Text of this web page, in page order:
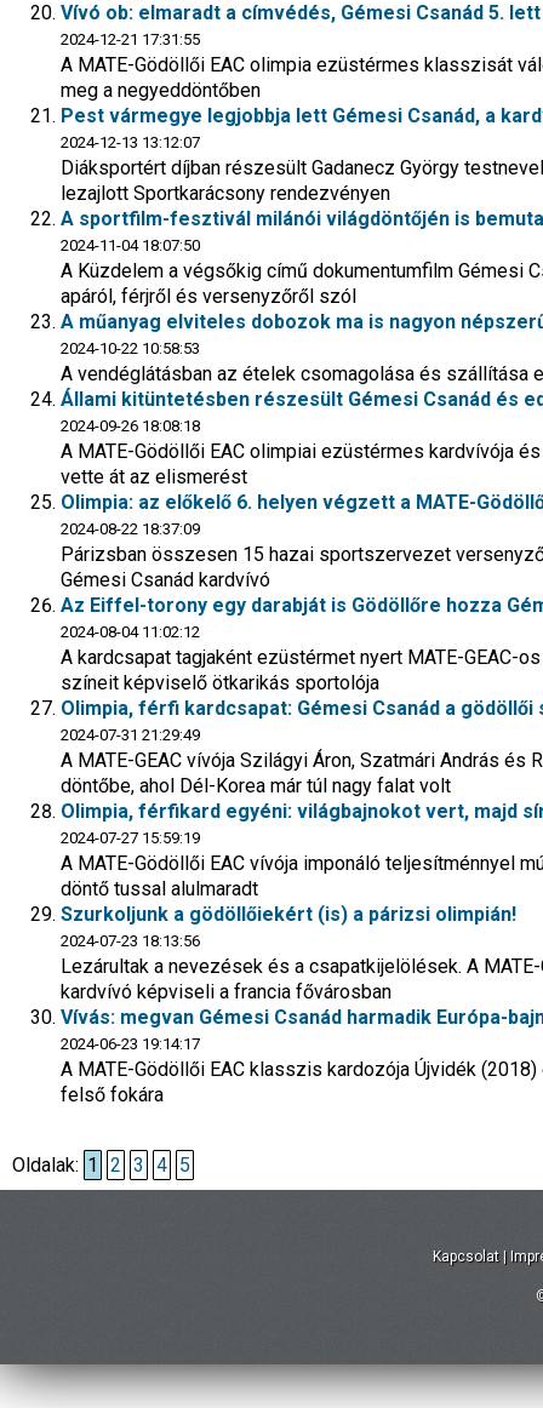
Vívó ob: elmaradt a címvédés, Gémesi Csanád 5.
2024-12-21 17:31:55
A MATE-Gödöllői EAC olimpia ezüstérmes klasszisát
meg a negyeddöntőben
Pest vármegye legjobbja lett Gémesi Csanád, a
2024-12-13 13:12:07
Diáksportért díjban részesült Gadanecz György
lezajlott Sportkarácsony rendezvényen
A sportfilm-fesztivál milánói világdöntőjén is
2024-11-04 18:07:50
A Küzdelem a végsőkig című dokumentumfilm Gémesi
apáról, férjről és versenyzőről szól
A műanyag elviteles dobozok ma is nagyon
2024-10-22 10:58:53
A vendéglátásban az ételek csomagolása és szállítása
Állami kitüntetésben részesült Gémesi Csanád és
2024-09-26 18:08:18
A MATE-Gödöllői EAC olimpiai ezüstérmes kardvívója
vette át az elismerést
Olimpia: az előkelő 6. helyen végzett a MATE-
2024-08-22 18:37:09
Párizsban összesen 15 hazai sportszervezet
Gémesi Csanád kardvívó
Az Eiffel-torony egy darabját is Gödöllőre hozza
2024-08-04 11:02:12
A kardcsapat tagjaként ezüstérmet nyert MATE-GEAC-
színeit képviselő ötkarikás sportolója
Olimpia, férfi kardcsapat: Gémesi Csanád a
2024-07-31 21:29:49
A MATE-GEAC vívója Szilágyi Áron, Szatmári András
döntőbe, ahol Dél-Korea már túl nagy falat volt
Olimpia, férfikard egyéni: világbajnokot vert, majd
2024-07-27 15:59:19
A MATE-Gödöllői EAC vívója imponáló teljesítménnyel
döntő tussal alulmaradt
Szurkoljunk a gödöllőiekért (is) a párizsi olimpián!
2024-07-23 18:13:56
Lezárultak a nevezések és a csapatkijelölések. A
kardvívó képviseli a francia fővárosban
Vívás: megvan Gémesi Csanád harmadik Európa-
2024-06-23 19:14:17
A MATE-Gödöllői EAC klasszis kardozója Újvidék
felső fokára
Oldalak: 1 2 3 4 5
Kapcsolat |